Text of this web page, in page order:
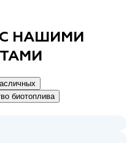
НАШИМИ
биотоплива